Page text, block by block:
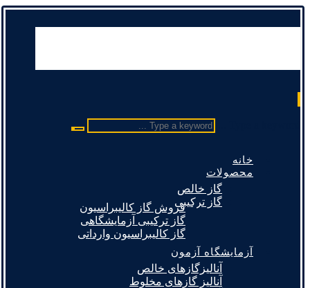
خانه
محصولات
گاز خالص
گاز ترکیبیفروش گاز کالیبراسیون
گاز ترکیبی آزمایشگاهی
گاز کالیبراسیون وارداتی
آزمایشگاه آزمون
آنالیزگازهای خالص
آنالیز گازهای مخلوط